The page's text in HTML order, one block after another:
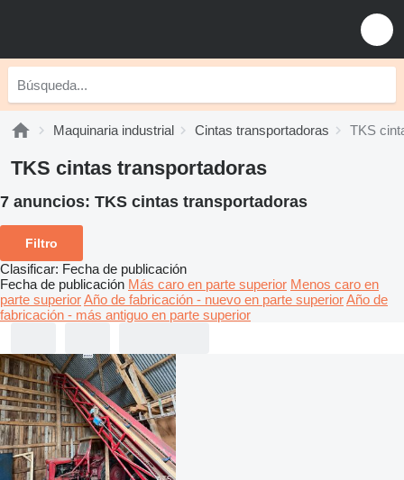
Maquinaria industrial Cintas transportadoras TKS
TKS cintas transportadoras
7 anuncios: TKS cintas transportadoras
Filtro
Clasificar: Fecha de publicación
Fecha de publicación Más caro en parte superior Menos caro en
parte superiorAño de fabricación - nuevo en parte superiorAño de
fabricación - más antiguo en parte superior